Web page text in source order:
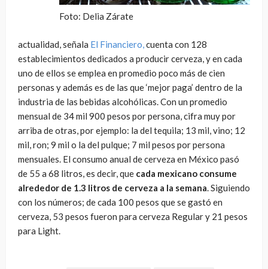
Foto: Delia Zárate
actualidad, señala El Financiero,cuenta con 128
establecimientos dedicados a producir cerveza, y en cada
uno de ellos se emplea en promedio poco más de cien
personas y además es de las que ‘mejor paga’ dentro de la
industria de las bebidas alcohólicas. Con un promedio
mensual de 34 mil 900 pesos por persona, cifra muy por
arriba de otras, por ejemplo: la del tequila; 13 mil, vino; 12
mil, ron; 9 mil o la del pulque; 7 mil pesos por persona
mensuales. El consumo anual de cerveza en México pasó
de 55 a 68 litros, es decir, que cada mexicano consume
alrededor de 1.3 litros de cerveza a la semana. Siguiendo
con los números; de cada 100 pesos que se gastó en
cerveza, 53 pesos fueron para cerveza Regular y 21 pesos
para Light.